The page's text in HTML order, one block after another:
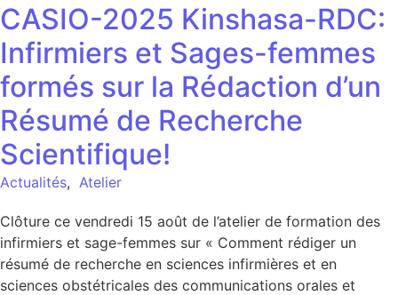
CASIO-2025 Kinshasa-RDC:
Infirmiers et Sages-femmes
formés sur la Rédaction d’un
Résumé de Recherche
Scientifique!
Actualités, Atelier
Clôture ce vendredi 15 août de l’atelier de formation des
infirmiers et sage-femmes sur « Comment rédiger un
résumé de recherche en sciences infirmières et en
sciences obstétricales des communications orales et